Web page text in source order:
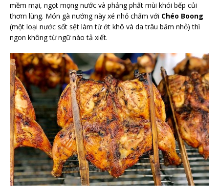
mềm mại, ngọt mọng nước và phảng phất mùi khói bếp củi
thơm lùng. Món gà nướng này xé nhỏ chấm với Chéo Boong
(một loại nước sốt sệt làm từ ớt khô và da trâu băm nhỏ) thì
ngon không từ ngữ nào tả xiết.